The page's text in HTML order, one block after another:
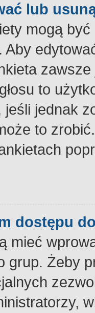
lub
mogą
Aby
to
jednak
to
dostępu
mieć
grup. Żeby